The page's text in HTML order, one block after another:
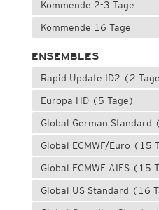
Kommende 2-3 Tage
Kommende 16 Tage
ENSEMBLES
Rapid Update ID2 (2
Europa HD (5 Tage)
Global German Standard
Global ECMWF/Euro (15
Global ECMWF AIFS (15
Global US Standard (16